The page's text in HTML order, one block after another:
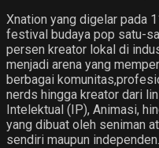
Xnation yang digelar pada
festival budaya pop satu-
persen kreator lokal di
menjadi arena yang
berbagai
nerds hingga kreator dari
Intelektual (IP), Animasi,
yang dibuat oleh seniman
sendiri maupun independen.